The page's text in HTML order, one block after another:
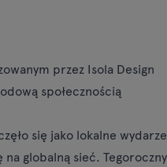
przez Isola Design
społecznością
się jako lokalne
globalną sieć.